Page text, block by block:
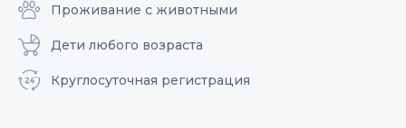
Проживание с животными
Дети любого возраста
Круглосуточная регистрация